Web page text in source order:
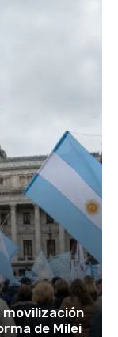
movilización
de Milei